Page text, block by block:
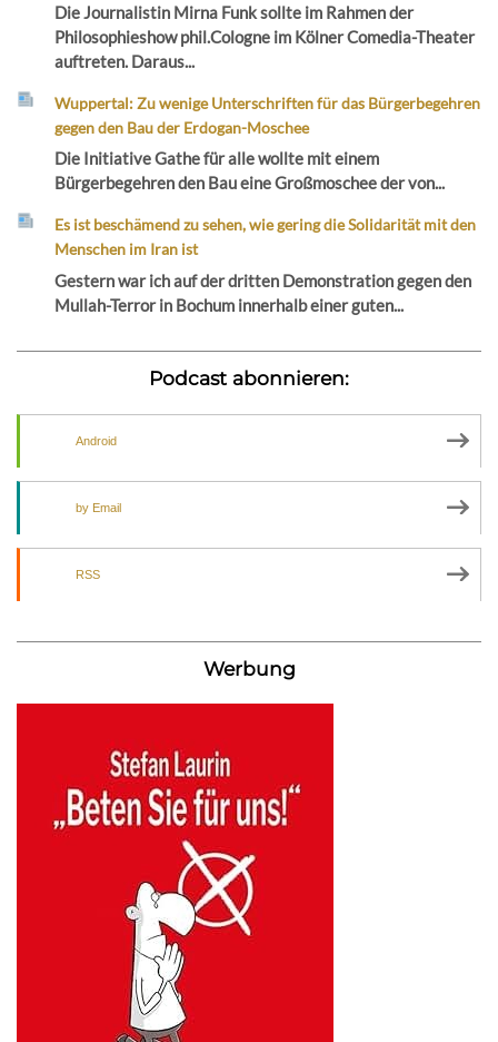
Die Journalistin Mirna Funk sollte im Rahmen der
Philosophieshow phil.Cologne im Kölner Comedia-Theater
auftreten. Daraus...
Wuppertal: Zu wenige Unterschriften für das Bürgerbegehren
gegen den Bau der Erdogan-Moschee
Die Initiative Gathe für alle wollte mit einem
Bürgerbegehren den Bau eine Großmoschee der von...
Es ist beschämend zu sehen, wie gering die Solidarität mit den
Menschen im Iran ist
Gestern war ich auf der dritten Demonstration gegen den
Mullah-Terror in Bochum innerhalb einer guten...
Podcast abonnieren:
Android
by Email
RSS
Werbung